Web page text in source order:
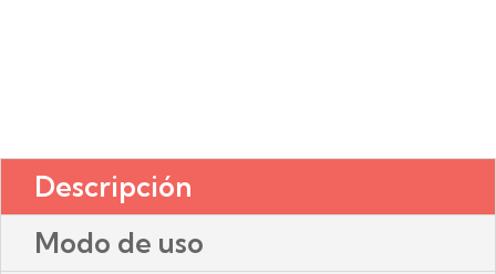
Descripción
Modo de uso